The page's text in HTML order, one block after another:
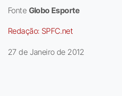
Fonte Globo Esporte
Redação: SPFC.net
27 de Janeiro de 2012